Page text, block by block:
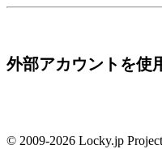
外部アカウントを使
© 2009-2026 Locky.jp Project